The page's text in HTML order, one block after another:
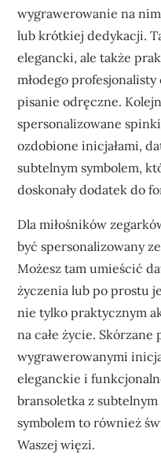
wygrawerowanie na
lub krótkiej dedykacji.
elegancki, ale także
młodego
pisanie odręczne.
spersonalizowane
ozdobione inicjałami,
subtelnym symbolem,
doskonały dodatek do
Dla miłośników
być spersonalizowany
Możesz tam umieścić
życzenia lub po prostu
nie tylko praktycznym
na całe życie.
wygrawerowanymi
eleganckie i
bransoletka z
symbolem to również
Waszej więzi.